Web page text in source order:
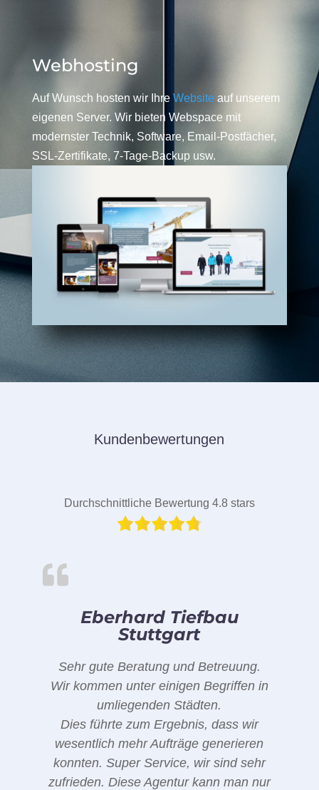
Webhosting
Auf Wunsch hosten wir Ihre Website auf unserem
eigenen Server. Wir bieten Webspace mit
modernster Technik, Software, Email-Postfächer,
SSL-Zertifikate, 7-Tage-Backup usw.
Kundenbewertungen
Durchschnittliche Bewertung 4.8 stars
Eberhard Tiefbau
Stuttgart
Sehr gute Beratung und Betreuung.
Wir kommen unter einigen Begriffen in
umliegenden Städten.
Dies führte zum Ergebnis, dass wir
wesentlich mehr Aufträge generieren
konnten. Super Service, wir sind sehr
zufrieden. Diese Agentur kann man nur